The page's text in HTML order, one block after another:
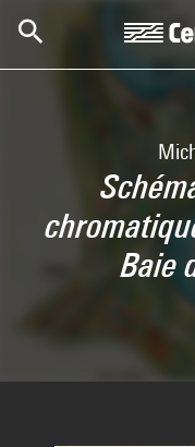
Baie